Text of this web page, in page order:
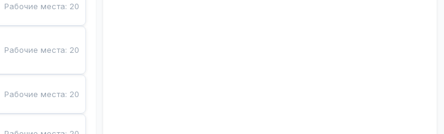
Рабочие места: 20
Рабочие места: 20
Рабочие места: 20